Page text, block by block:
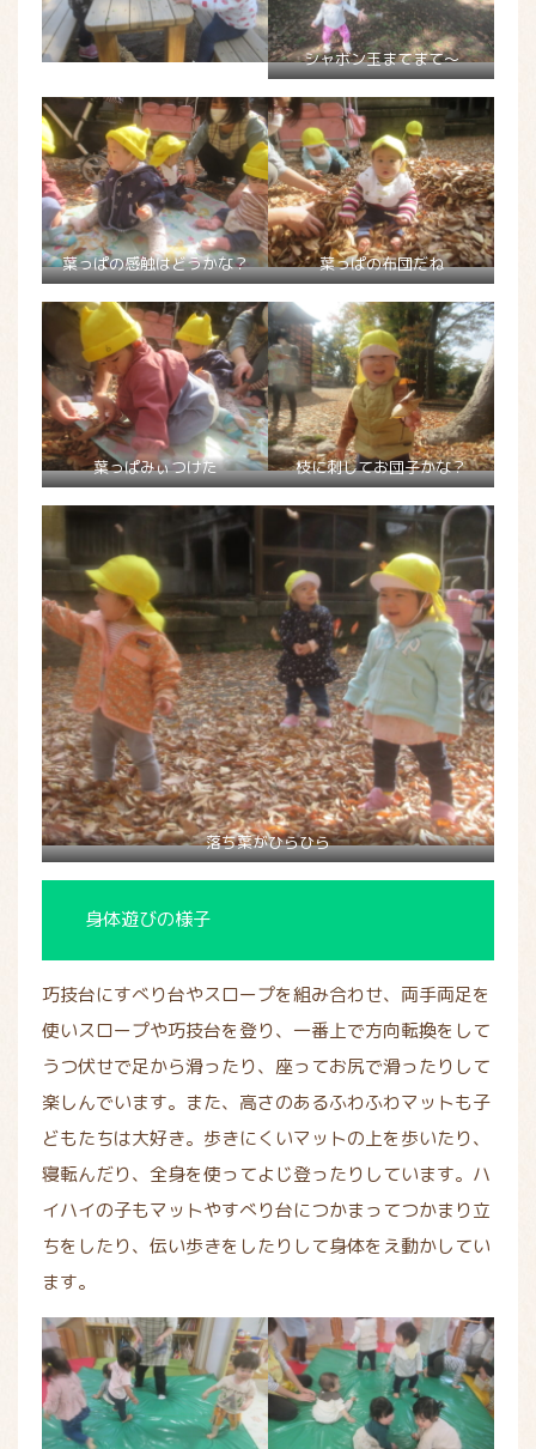
シャボン玉まてまて～
葉っぱの感触はどうかな？ 葉っぱの布団だね
葉っぱみぃつけた 枝に刺してお団子かな？
落ち葉がひらひら
身体遊びの様子
巧技台にすべり台やスロープを組み合わせ、両手両足を
使いスロープや巧技台を登り、一番上で方向転換をして
うつ伏せで足から滑ったり、座ってお尻で滑ったりして
楽しんでいます。また、高さのあるふわふわマットも子
どもたちは大好き。歩きにくいマットの上を歩いたり、
寝転んだり、全身を使ってよじ登ったりしています。ハ
イハイの子もマットやすべり台につかまってつかまり立
ちをしたり、伝い歩きをしたりして身体をえ動かしてい
ます。